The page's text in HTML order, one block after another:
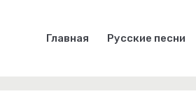
Главная Русские песни